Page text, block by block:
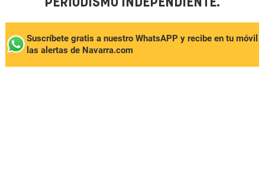
Suscríbete gratis a nuestro WhatsAPP y recibe en tu móvil
las alertas de Navarra.com